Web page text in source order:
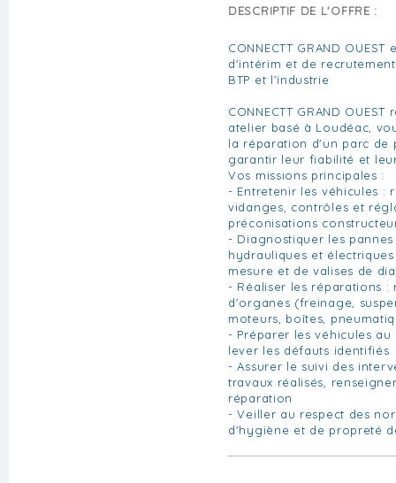
DESCRIPTIF DE L'OFFRE :
CONNECTT GRAND
d'intérim et de
BTP et l'industrie
CONNECTT GRAND
atelier basé à Loudéac,
la réparation d'un parc de
garantir leur fiabilité et
Vos missions principales :
- Entretenir les véhicules :
vidanges, contrôles et
préconisations
- Diagnostiquer les
hydrauliques et
mesure et de valises de
- Réaliser les réparations :
d'organes (freinage,
moteurs, boîtes,
- Préparer les véhicules
lever les défauts identifiés
- Assurer le suivi des
travaux réalisés,
réparation
- Veiller au respect des
d'hygiène et de propreté